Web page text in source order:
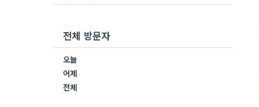
전체 방문자
오늘
어제
전체